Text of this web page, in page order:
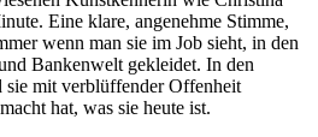
Eine klare, angenehme Stimme,
wenn man sie im Job sieht, in den
Bankenwelt gekleidet. In den
sie mit verblüffender Offenheit
hat, was sie heute ist.